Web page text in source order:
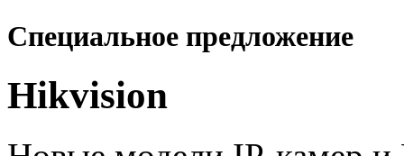
Специальное предложение
Hikvision